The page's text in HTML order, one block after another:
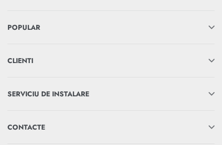
POPULAR
CLIENTI
SERVICIU DE INSTALARE
CONTACTE